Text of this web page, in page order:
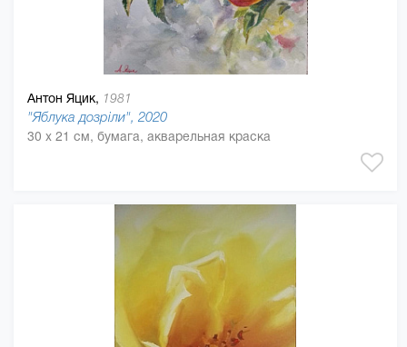
Антон Яцик, 1981
"Яблука дозріли", 2020
30 x 21 см, бумага, акварельная краска